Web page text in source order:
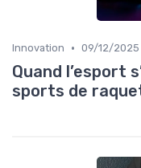
Innovation • 09/12/2025
Quand l’esport
sports de